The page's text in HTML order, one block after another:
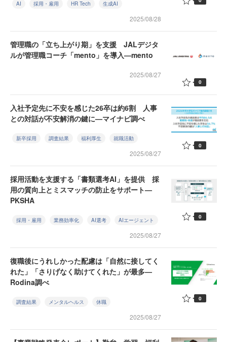
AI 採用・雇用 HR Tech 生成AI
2025/08/28
管理職の「立ち上がり期」を支援 JALデジタ
ルが管理職コーチ「mento」を導入—mento
2025/08/27
0
入社予定先に不安を感じた26卒は約6割 人事
との対話が不安解消の鍵に—マイナビ調べ
新卒採用 調査結果 福利厚生 就職活動
2025/08/27
0
採用活動を支援する「書類選考AI」を提供 採
用の質向上とミスマッチの防止をサポート—
PKSHA
採用・雇用 業務効率化 AI選考 AIエージェント
2025/08/27
0
復職後にうれしかった配慮は「自然に接してく
れた」「さりげなく助けてくれた」が最多—
Rodina調べ
調査結果 メンタルヘルス 休職
2025/08/27
0